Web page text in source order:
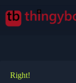
Inhalt
springen
Right!